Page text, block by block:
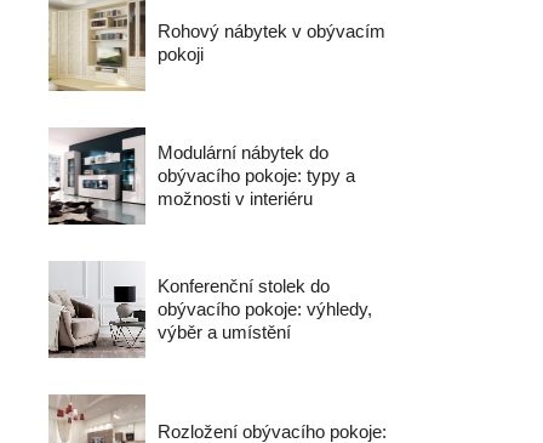
Rohový nábytek v obývacím
pokoji
Modulární nábytek do
obývacího pokoje: typy a
možnosti v interiéru
Konferenční stolek do
obývacího pokoje: výhledy,
výběr a umístění
Rozložení obývacího pokoje: